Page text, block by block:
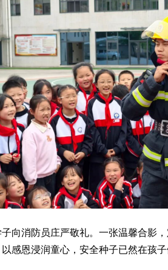
向消防员庄严敬礼。一张温馨合影
感恩浸润童心，安全种子已然在孩